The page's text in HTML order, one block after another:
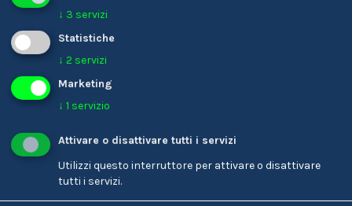
↓ 3 servizi
Statistiche
↓ 2 servizi
Marketing
↓ 1 servizio
Attivare o disattivare tutti i servizi
Utilizzi questo interruttore per attivare o disattivare
tutti i servizi.